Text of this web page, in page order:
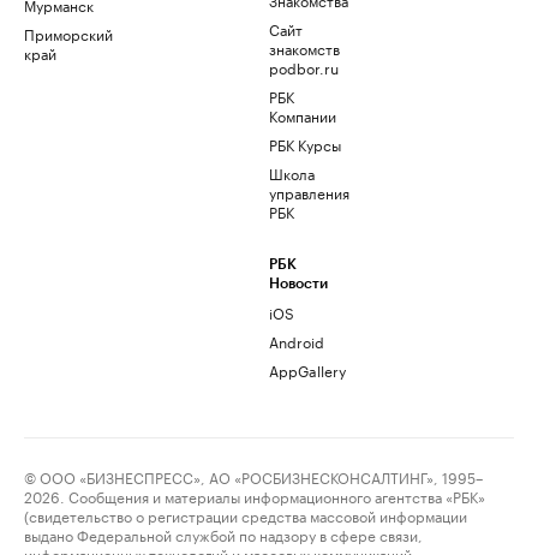
Приморский
край
Сайт
знакомств
podbor.ru
РБК
Компании
РБК Курсы
Школа
управления
РБК
РБК
Новости
iOS
Android
AppGallery
© ООО «БИЗНЕСПРЕСС», АО «РОСБИЗНЕСКОНСАЛТИНГ», 1995–
2026. Сообщения и материалы информационного агентства «РБК»
(свидетельство о регистрации средства массовой информации
выдано Федеральной службой по надзору в сфере связи,